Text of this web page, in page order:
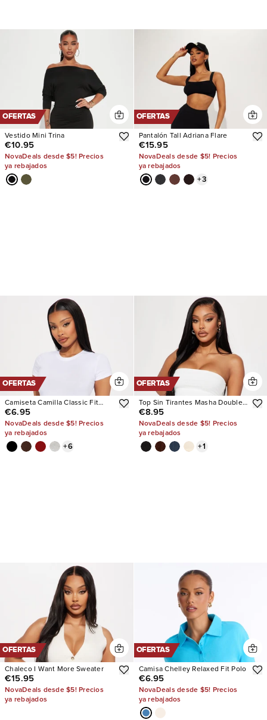
OFERTAS
Vestido Mini Trina
€10.95
NovaDeals desde $5! Precios
ya rebajados
OFERTAS
Pantalón Tall Adriana Flare
€15.95
NovaDeals desde $5! Precios
ya rebajados
+3
OFERTAS
Camiseta Camilla Classic Fit
Crew Neck
€6.95
NovaDeals desde $5! Precios
ya rebajados
+6
OFERTAS
Top Sin Tirantes Masha Double
Lined Ribbed
€8.95
NovaDeals desde $5! Precios
ya rebajados
+1
OFERTAS
Chaleco I Want More Sweater
€15.95
NovaDeals desde $5! Precios
ya rebajados
OFERTAS
Camisa Chelley Relaxed Fit Polo
€6.95
NovaDeals desde $5! Precios
ya rebajados